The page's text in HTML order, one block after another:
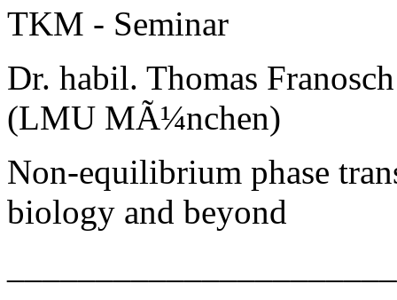
TKM - Seminar
Dr. habil. Thomas Franosch
(LMU MÃ¼nchen)
Non-equilibrium phase
biology and beyond